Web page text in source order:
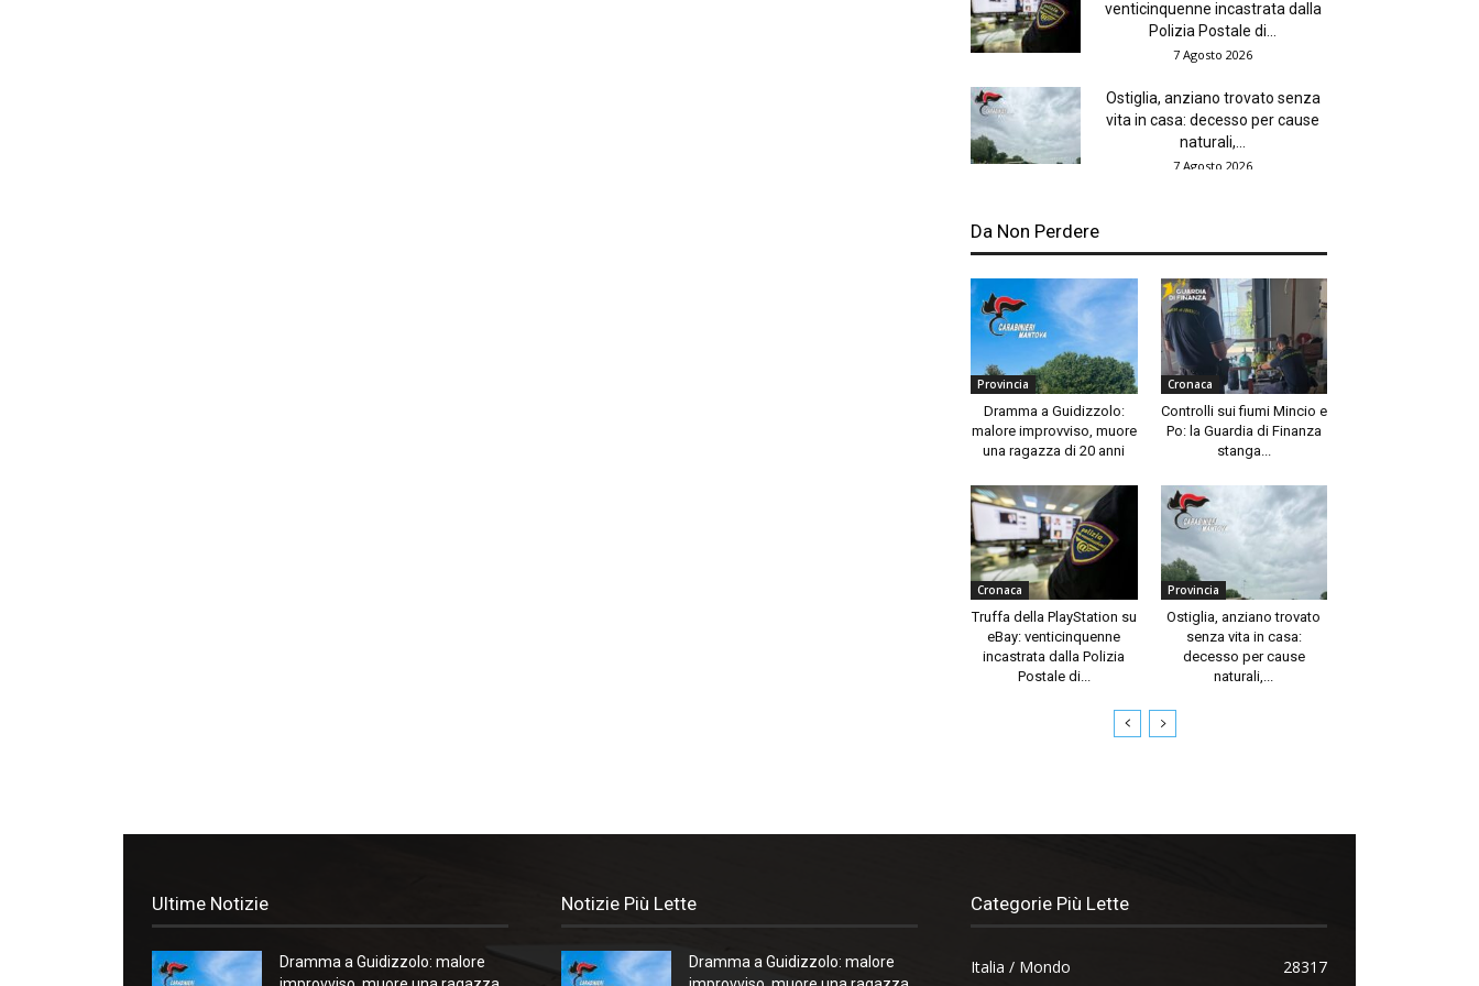
venticinquenne incastrata dalla
Polizia Postale di...
7 Agosto 2026
Ostiglia, anziano trovato senza
vita in casa: decesso per cause
naturali,...
7 Agosto 2026
Da Non Perdere
Provincia
Dramma a Guidizzolo:
malore improvviso, muore
una ragazza di 20 anni
Cronaca
Controlli sui fiumi Mincio e
Po: la Guardia di Finanza
stanga...
Cronaca
Truffa della PlayStation su
eBay: venticinquenne
incastrata dalla Polizia
Postale di...
Provincia
Ostiglia, anziano trovato
senza vita in casa:
decesso per cause
naturali,...
Ultime Notizie
Dramma a Guidizzolo: malore
Notizie Più Lette
Dramma a Guidizzolo: malore
Categorie Più Lette
Italia / Mondo 28317